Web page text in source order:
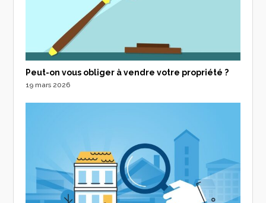
Peut-on vous obliger à vendre votre propriété ?
19 mars 2026